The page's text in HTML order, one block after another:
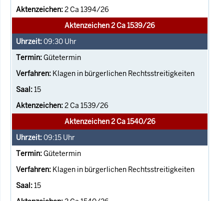
2 Ca 1394/26
Aktenzeichen 2 Ca 1539/26
09:30 Uhr
Gütetermin
Klagen in bürgerlichen Rechtsstreitigkeiten
15
2 Ca 1539/26
Aktenzeichen 2 Ca 1540/26
09:15 Uhr
Gütetermin
Klagen in bürgerlichen Rechtsstreitigkeiten
15